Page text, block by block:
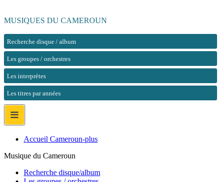
MUSIQUES DU CAMEROUN
Recherche disque / album
Les groupes / orchestres
Les interprètes
Les titres par années
≡
Accueil Cameroun-plus
Musique du Cameroun
Recherche disque/album